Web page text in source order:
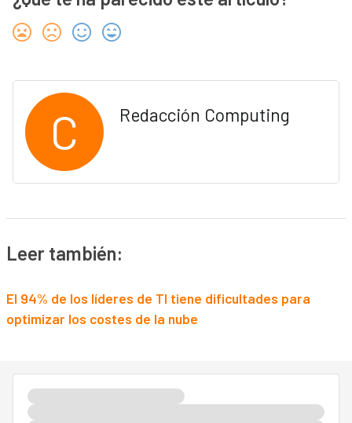
C Redacción Computing
Leer también:
El 94% de los líderes de TI tiene dificultades para
optimizar los costes de la nube